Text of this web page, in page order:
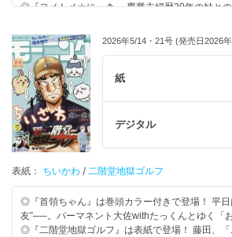
◎『ヨメトメ☆にっき ～専業主婦歴30年の姑と
お義父さんからの突然の呼び出し。あのお義母さ
のは如何なる人物!?
2026年5/14・21号 (発売日2026
紙
デジタル
表紙： ちいかわ / 二階堂地獄ゴルフ
◎『首領ちゃん』は巻頭カラー付きで登場！ 平日
友”──。パーマネント大佐withたっくんとゆく「
◎『二階堂地獄ゴルフ』は表紙で登場！ 藤田、「